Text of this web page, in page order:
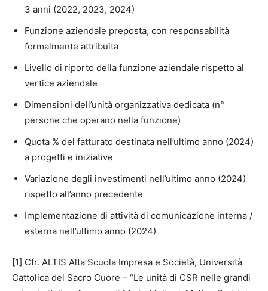
3 anni (2022, 2023, 2024)
Funzione aziendale preposta, con responsabilità
formalmente attribuita
Livello di riporto della funzione aziendale rispetto al
vertice aziendale
Dimensioni dell’unità organizzativa dedicata (n°
persone che operano nella funzione)
Quota % del fatturato destinata nell’ultimo anno (2024)
a progetti e iniziative
Variazione degli investimenti nell’ultimo anno (2024)
rispetto all’anno precedente
Implementazione di attività di comunicazione interna /
esterna nell’ultimo anno (2024)
[1] Cfr. ALTIS Alta Scuola Impresa e Società, Università
Cattolica del Sacro Cuore – “Le unità di CSR nelle grandi